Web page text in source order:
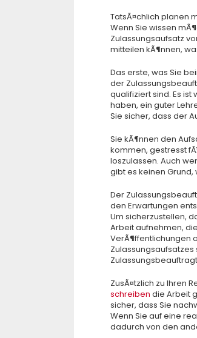
TatsÃ¤chlich planen
Wenn Sie wissen
Zulassungsaufsatz
mitteilen kÃ¶nnen,
Das erste, was Sie
der
qualifiziert sind. Es
haben, ein guter
Sie sicher, dass der
Sie kÃ¶nnen den
kommen, gestresst
loszulassen. Auch
gibt es keinen Grund,
Der
den Erwartungen
Um sicherzustellen,
Arbeit aufnehmen,
VerÃ¶ffentlichungen
ZusÃ¤tzlich zu Ihren
schreiben die Arbeit
sicher, dass Sie
Wenn Sie auf eine
dadurch von den